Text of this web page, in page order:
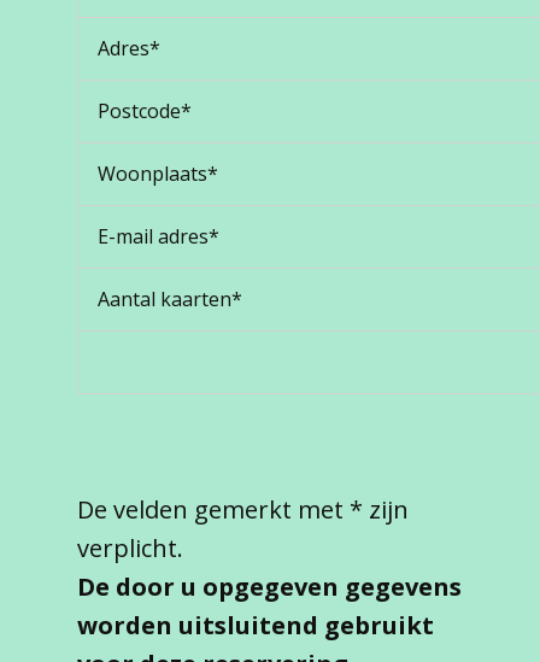
Adres*
Postcode*
Woonplaats*
E-mail adres*
Aantal kaarten*
De velden gemerkt met * zijn
verplicht.
De door u opgegeven gegevens
worden uitsluitend gebruikt